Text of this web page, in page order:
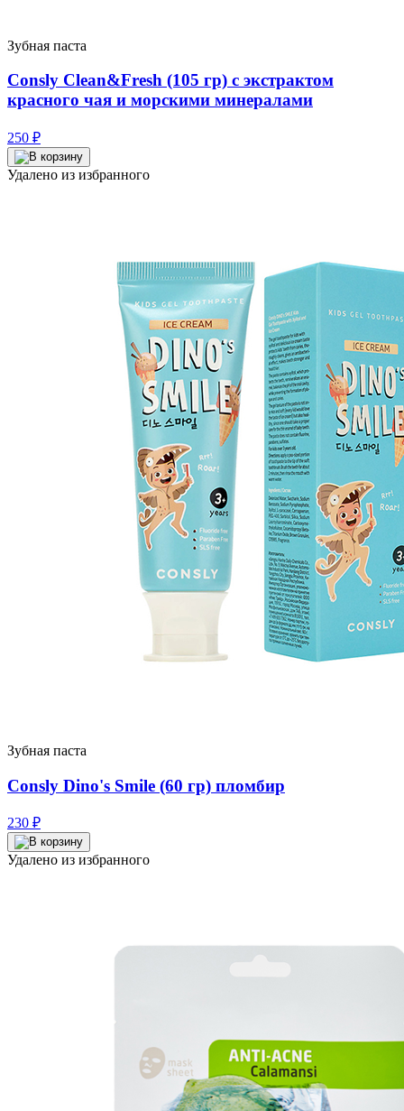
Зубная паста
Consly Clean&Fresh (105 гр) с экстрактом
красного чая и морскими минералами
250 ₽
Удалено из избранного
Зубная паста
Consly Dino's Smile (60 гр) пломбир
230 ₽
Удалено из избранного